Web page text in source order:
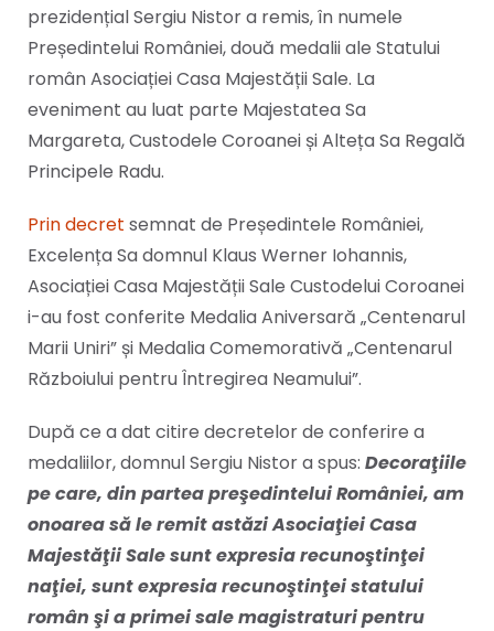
prezidențial Sergiu Nistor a remis, în numele
Președintelui României, două medalii ale Statului
român Asociației Casa Majestății Sale. La
eveniment au luat parte Majestatea Sa
Margareta, Custodele Coroanei și Alteța Sa Regală
Principele Radu.
Prin decret semnat de Președintele României,
Excelența Sa domnul Klaus Werner Iohannis,
Asociației Casa Majestății Sale Custodelui Coroanei
i-au fost conferite Medalia Aniversară „Centenarul
Marii Uniri” și Medalia Comemorativă „Centenarul
Războiului pentru Întregirea Neamului”.
După ce a dat citire decretelor de conferire a
medaliilor, domnul Sergiu Nistor a spus: Decoraţiile
pe care, din partea preşedintelui României, am
onoarea să le remit astăzi Asociaţiei Casa
Majestăţii Sale sunt expresia recunoştinţei
naţiei, sunt expresia recunoştinţei statului
român şi a primei sale magistraturi pentru